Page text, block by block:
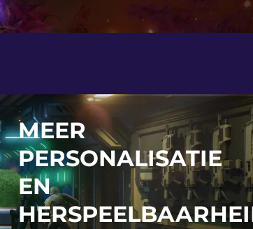
MEER
PERSONALISATIE
EN